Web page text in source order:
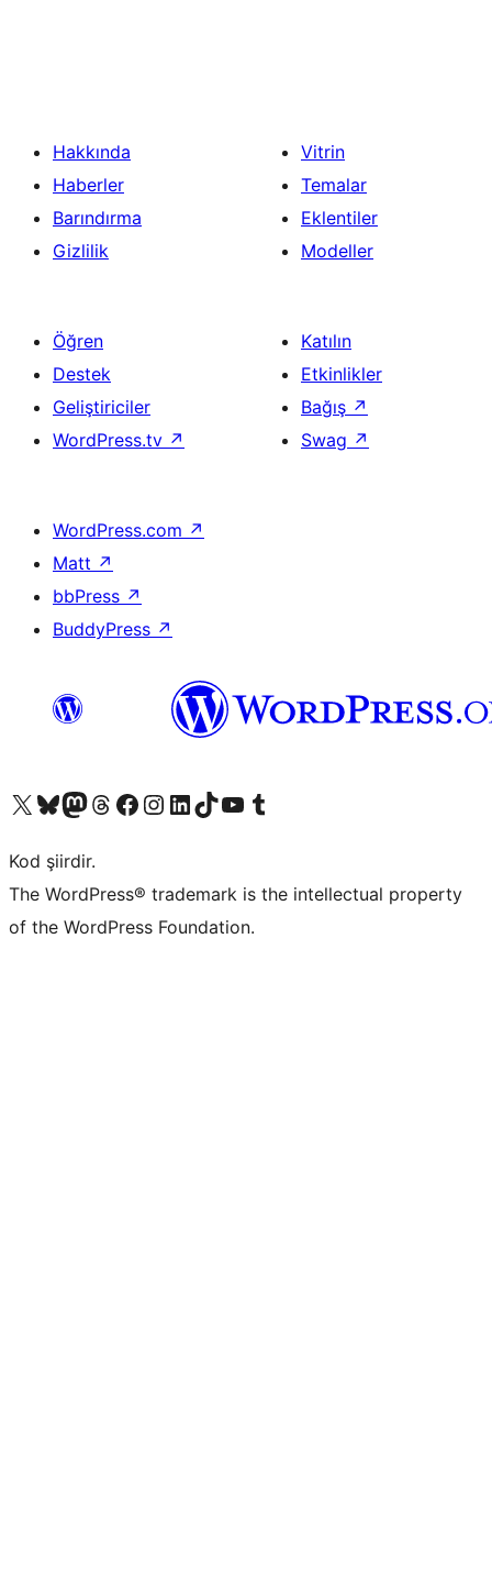
Hakkında
Haberler
Barındırma
Gizlilik
Vitrin
Temalar
Eklentiler
Modeller
Öğren
Destek
Geliştiriciler
WordPress.tv ↗
Katılın
Etkinlikler
Bağış ↗
Swag ↗
WordPress.com ↗
Matt ↗
bbPress ↗
BuddyPress ↗
X (eski Twitter) hesabımıza bakın
Bluesky hesabımızı ziyaret edinMastodon hesabımızı ziyaret edinThreads hesabımızı ziyaret edinFacebook sayfamızı ziyaret edinInstagram hesabımızı ziyaret edinLinkedIn hesabımızı ziyaret edinTikTok hesabımızı ziyaret edinYouTube kanalımızı ziyaret edinTumblr hesabımızı ziyaret edin
Kod şiirdir.
The WordPress® trademark is the intellectual property
of the WordPress Foundation.